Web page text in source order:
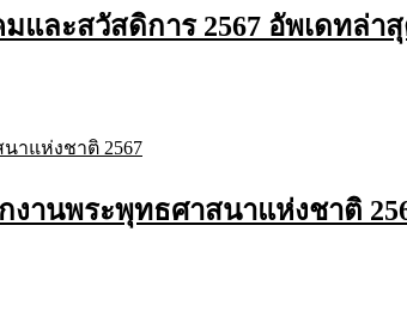
ละสวัสดิการ 2567 อัพเดทล่า
านพระพุทธศาสนาแห่งชาติ